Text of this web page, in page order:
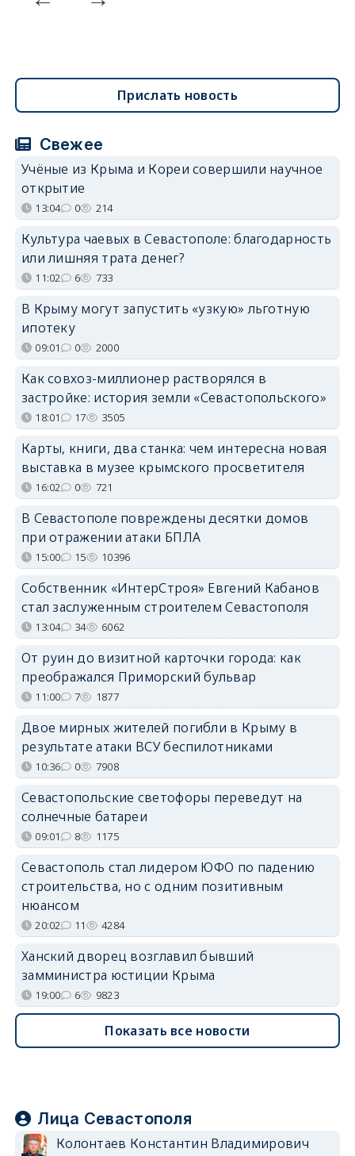
Прислать новость
Свежее
Учёные из Крыма и Кореи совершили научное
открытие
13:04 0 214
Культура чаевых в Севастополе: благодарность
или лишняя трата денег?
11:02 6 733
В Крыму могут запустить «узкую» льготную
ипотеку
09:01 0 2000
Как совхоз-миллионер растворялся в
застройке: история земли «Севастопольского»
18:01 17 3505
Карты, книги, два станка: чем интересна новая
выставка в музее крымского просветителя
16:02 0 721
В Севастополе повреждены десятки домов
при отражении атаки БПЛА
15:00 15 10396
Собственник «ИнтерСтроя» Евгений Кабанов
стал заслуженным строителем Севастополя
13:04 34 6062
От руин до визитной карточки города: как
преображался Приморский бульвар
11:00 7 1877
Двое мирных жителей погибли в Крыму в
результате атаки ВСУ беспилотниками
10:36 0 7908
Севастопольские светофоры переведут на
солнечные батареи
09:01 8 1175
Севастополь стал лидером ЮФО по падению
строительства, но с одним позитивным
нюансом
20:02 11 4284
Ханский дворец возглавил бывший
замминистра юстиции Крыма
19:00 6 9823
Показать все новости
Лица Севастополя
Колонтаев Константин Владимирович